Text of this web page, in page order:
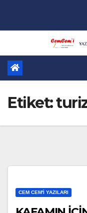
Etiket:
CEM CEM'I YAZILARI